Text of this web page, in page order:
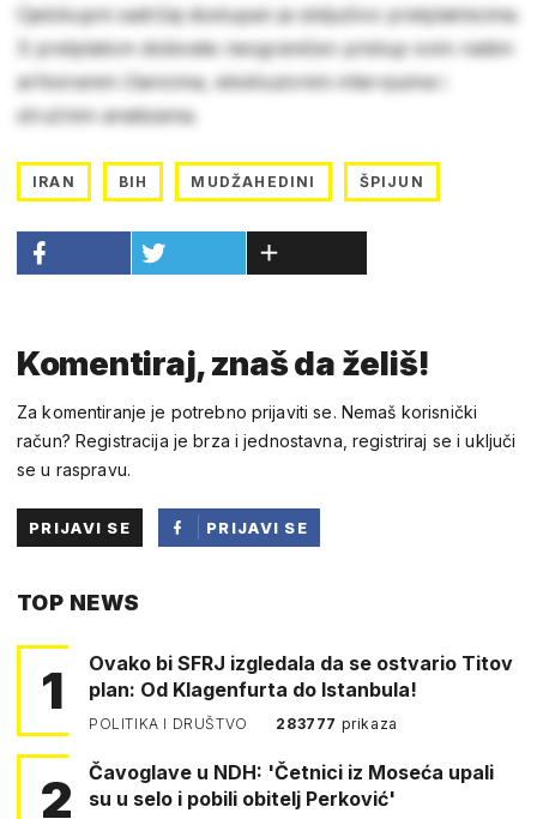
Cjelokupni sadržaj dostupan je isključivo pretplatnicima.
S pretplatom dobivate neograničen pristup svim našim
arhiviranim člancima, ekskluzivnim intervjuima i
stručnim analizama.
IRAN BIH MUDŽAHEDINI ŠPIJUN
Komentiraj, znaš da želiš!
Za komentiranje je potrebno prijaviti se. Nemaš korisnički
račun? Registracija je brza i jednostavna, registriraj se i uključi
se u raspravu.
PRIJAVI SE
PRIJAVI SE
TOP NEWS
1
Ovako bi SFRJ izgledala da se ostvario Titov
plan: Od Klagenfurta do Istanbula!
POLITIKA I DRUŠTVO 283777 prikaza
2
Čavoglave u NDH: 'Četnici iz Moseća upali
su u selo i pobili obitelj Perković'